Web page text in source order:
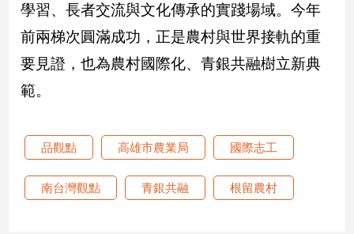
寵
物
Pet
學習、長者交流與文化傳承的實踐場域。今年
前兩梯次圓滿成功，正是農村與世界接軌的重
要見證，也為農村國際化、青銀共融樹立新典
範。
品觀點 高雄市農業局 國際志工
南台灣觀點 青銀共融 根留農村